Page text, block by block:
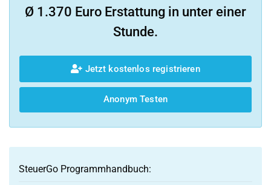
Ø 1.370 Euro Erstattung in unter einer
Stunde.
Jetzt kostenlos registrieren
Anonym Testen
SteuerGo Programmhandbuch: